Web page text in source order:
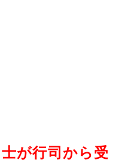
が行司から受